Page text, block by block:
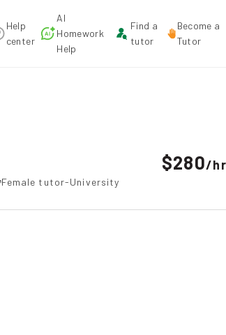
Help
center
AI
Homework
Help
Find a
tutor
Become a
Tutor
Female tutor-University
$280/hr